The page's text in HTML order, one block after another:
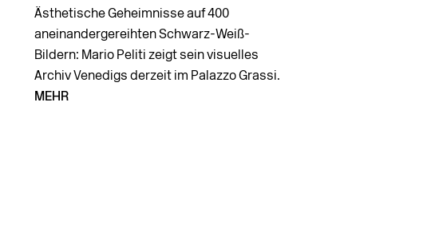
Ästhetische Geheimnisse auf 400
aneinandergereihten Schwarz-Weiß-
Bildern: Mario Peliti zeigt sein visuelles
Archiv Venedigs derzeit im Palazzo Grassi.
MEHR